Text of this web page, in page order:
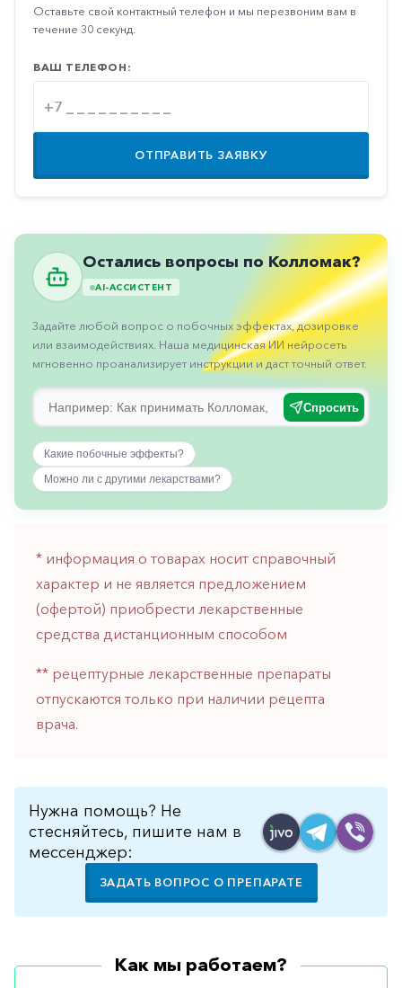
Противоаллергические
Противовоспалительные
Противогрибковые
Противоподагрические
Прочее
Пульмонология
Сердечные
Сосудистые
Тромбозы
Ухо-
горло-
Щитовидная
железа
Оставьте свой контактный телефон и мы перезвоним вам в
течение 30 секунд.
ВАШ ТЕЛЕФОН:
ОТПРАВИТЬ ЗАЯВКУ
Остались вопросы по Колломак?
AI-АССИСТЕНТ
Задайте любой вопрос о побочных эффектах, дозировке
или взаимодействиях. Наша медицинская ИИ нейросеть
мгновенно проанализирует инструкции и даст точный ответ.
Спросить
Какие побочные эффекты?
Можно ли с другими лекарствами?
* информация о товарах носит справочный
характер и не является предложением
(офертой) приобрести лекарственные
средства дистанционным способом
** рецептурные лекарственные препараты
отпускаются только при наличии рецепта
врача.
Нужна помощь? Не
стесняйтесь, пишите нам в
мессенджер:
ЗАДАТЬ ВОПРОС О ПРЕПАРАТЕ
Как мы работаем?